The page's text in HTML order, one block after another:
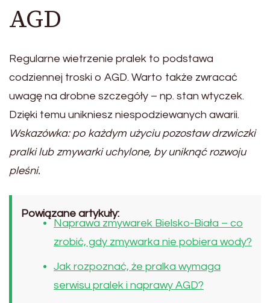
AGD
Regularne wietrzenie pralek to podstawa
codziennej troski o AGD. Warto także zwracać
uwagę na drobne szczegóły – np. stan wtyczek.
Dzięki temu unikniesz niespodziewanych awarii.
Wskazówka: po każdym użyciu pozostaw drzwiczki
pralki lub zmywarki uchylone, by uniknąć rozwoju
pleśni.
Powiązane artykuły:
Naprawa zmywarek Bielsko-Biała – co
zrobić, gdy zmywarka nie pobiera wody?
Jak rozpoznać, że pralka wymaga
serwisu pralek i naprawy AGD?